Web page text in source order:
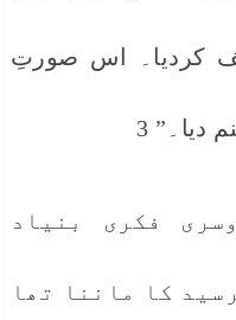
کردیا۔ اس صورتِ
3
فکری بنیاد
کا ماننا تھا